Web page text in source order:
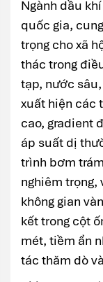
Ngành dầu
quốc gia,
trọng cho xã
thác trong
tạp, nước
xuất hiện các
cao, gradient
áp suất dị
trình bơm
nghiêm trọng,
không gian
kết trong cột
mét, tiềm ẩn
tác thăm dò